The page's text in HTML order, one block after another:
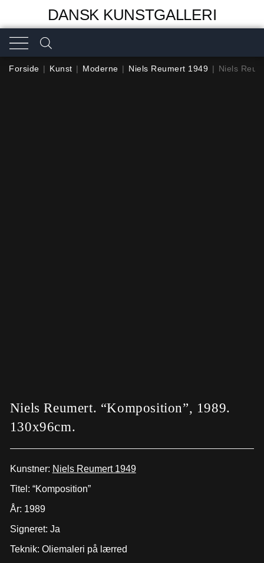
DANSK KUNSTGALLERI
Forside | Kunst | Moderne | Niels Reumert 1949 | Niels
Niels Reumert. “Komposition”, 1989.
130x96cm.
Kunstner: Niels Reumert 1949
Titel: “Komposition”
År: 1989
Signeret: Ja
Teknik: Oliemaleri på lærred